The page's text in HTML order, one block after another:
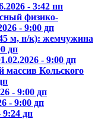
- 3:42 пп
физико-
- 9:00 дп
м, н/к): жемчужина
дп
- 9:00 дп
Кольского
- 9:00 дп
- 9:00 дп
9:24 дп